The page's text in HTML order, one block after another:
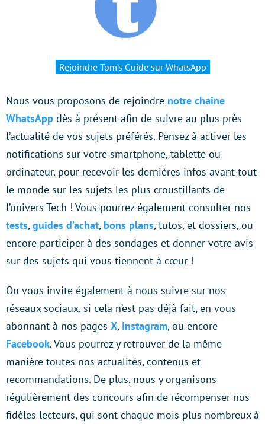
Rejoindre Tom’s Guide sur WhatsApp
Nous vous proposons de rejoindre notre chaîne
WhatsApp dès à présent afin de suivre au plus près
l’actualité de vos sujets préférés. Pensez à activer les
notifications sur votre smartphone, tablette ou
ordinateur, pour recevoir les dernières infos avant tout
le monde sur les sujets les plus croustillants de
l’univers Tech ! Vous pourrez également consulter nos
tests,guides d’achat, bons plans, tutos, et dossiers, ou
encore participer à des sondages et donner votre avis
sur des sujets qui vous tiennent à cœur !
On vous invite également à nous suivre sur nos
réseaux sociaux, si cela n’est pas déjà fait, en vous
abonnant à nos pages X, Instagram, ou encore
Facebook. Vous pourrez y retrouver de la même
manière toutes nos actualités, contenus et
recommandations. De plus, nous y organisons
régulièrement des concours afin de récompenser nos
fidèles lecteurs, qui sont chaque mois plus nombreux à